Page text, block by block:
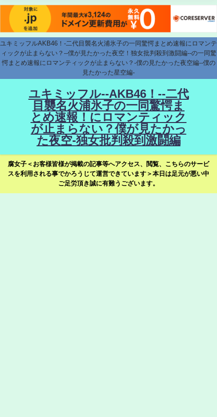
ユキミッフルAKB46！-二代目襲名火浦氷子の一同驚愕まとめ速報にロマンテ
ィックが止まらない？--僕が見たかった夜空！独女批判殺到激闘編--の一同驚
愕まとめ速報にロマンティックが止まらない？-僕の見たかった夜空編--僕の
見たかった星空編-
ユキミッフル--AKB46！--二代
目襲名火浦氷子の一同驚愕ま
とめ速報！にロマンティック
が止まらない？僕が見たかっ
た夜空-独女批判殺到激闘編
腐女子＜お客様皆様が掲載の記事等へアクセス、閲覧、こちらのサービ
スを利用される事でかろうじて運営できています＞本日は足元が悪い中
ご足労頂き誠に有難うございます。